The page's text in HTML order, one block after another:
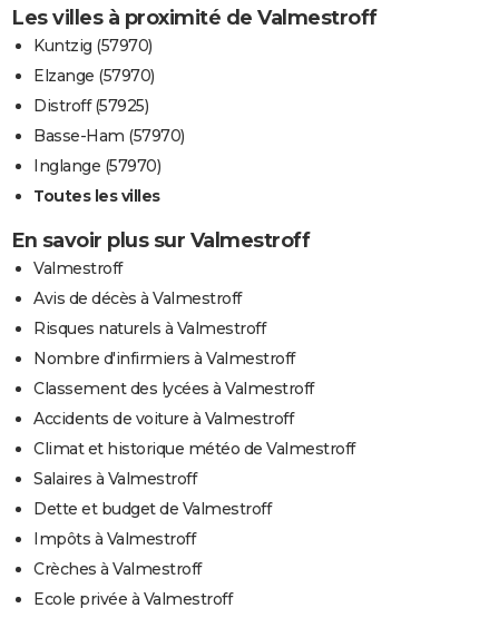
Les villes à proximité de Valmestroff
Kuntzig (57970)
Elzange (57970)
Distroff (57925)
Basse-Ham (57970)
Inglange (57970)
Toutes les villes
En savoir plus sur Valmestroff
Valmestroff
Avis de décès à Valmestroff
Risques naturels à Valmestroff
Nombre d'infirmiers à Valmestroff
Classement des lycées à Valmestroff
Accidents de voiture à Valmestroff
Climat et historique météo de Valmestroff
Salaires à Valmestroff
Dette et budget de Valmestroff
Impôts à Valmestroff
Crèches à Valmestroff
Ecole privée à Valmestroff